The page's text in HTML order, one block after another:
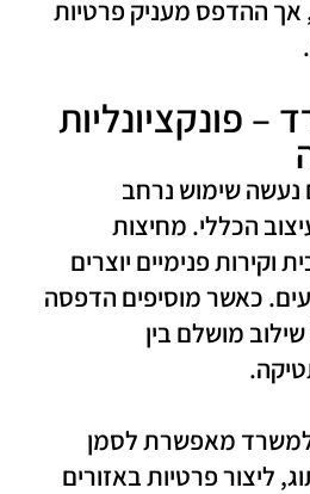
ההדפס מעניק פרטיות
– פונקציונליות
נעשה שימוש נרחב
הכללי. מחיצות
וקירות פנימיים יוצרים
כאשר מוסיפים הדפסה
מושלם בין
מאפשרת לסמן
ליצור פרטיות באזורים